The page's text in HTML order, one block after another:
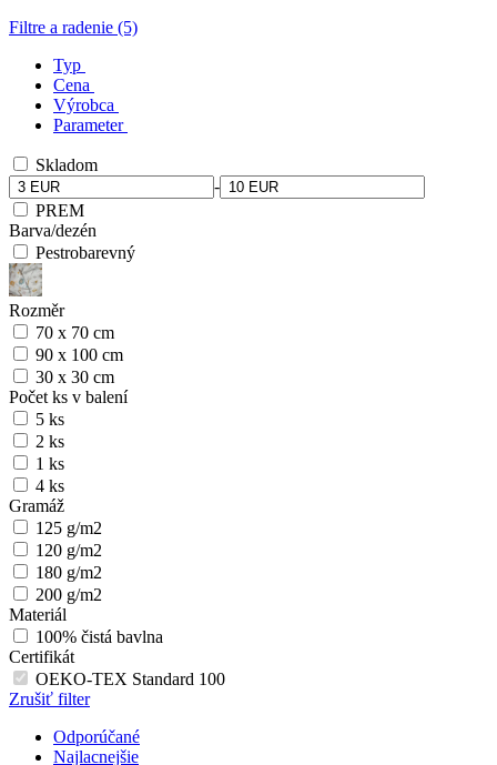
Filtre a radenie (5)
Typ
Cena
Výrobca
Parameter
Skladom
-
PREM
Barva/dezén
Pestrobarevný
Rozměr
70 x 70 cm
90 x 100 cm
30 x 30 cm
Počet ks v balení
5 ks
2 ks
1 ks
4 ks
Gramáž
125 g/m2
120 g/m2
180 g/m2
200 g/m2
Materiál
100% čistá bavlna
Certifikát
OEKO-TEX Standard 100
Zrušiť filter
Odporúčané
Najlacnejšie